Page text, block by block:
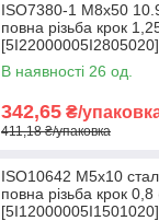
ISO7380-1 М8х50
повна різьба крок
[5I22000005I2805020]
Metalvis
В наявності 26 од.
342,65 ₴/
411,18 ₴/упаковка
ISO10642 М5х10
повна різьба крок